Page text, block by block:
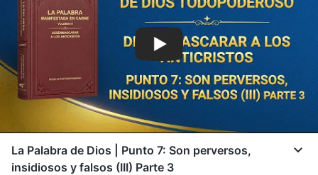
La Palabra de Dios | Punto 7: Son perversos,
insidiosos y falsos (III) Parte 3